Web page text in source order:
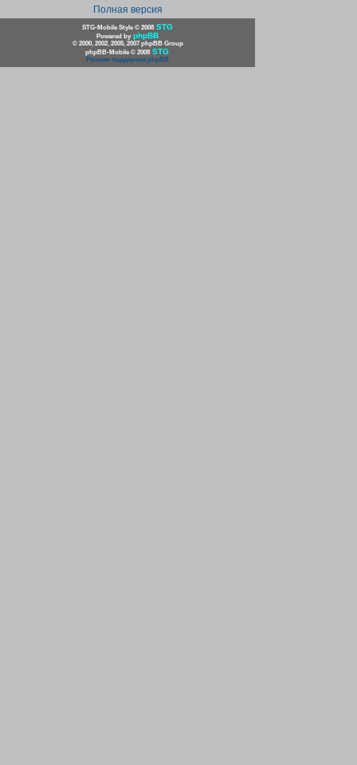
Полная версия
STG-Mobile Style © 2008 STG
Powered by phpBB
© 2000, 2002, 2005, 2007 phpBB Group
phpBB-Mobile © 2008 STG
Русская поддержка phpBB